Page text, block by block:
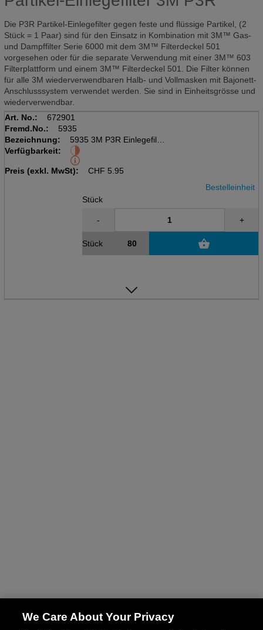
Die P3R Partikel-Einlegefilter gegen feste und flüssige Partikel, (2
Stück = 1 Paar) sind für den Einsatz in Kombination mit 3M™ Gas-
und Dampffilter Serie 6000 mit dem 3M™ Filterdeckel 501
vorgesehen oder für die separate Verwendung mit einer 3M™ 603
Filterplattform und einem 3M™ Filterdeckel 501. Die Filter können
für alle 3M wiederverwendbaren Halb- und Vollmasken mit Bajonett-
Anschlusssystem verwendet werden. Sie sind in Einheitsgrösse und
wiederverwendbar.
Art. No.:
672901
Fremd.No.:
5935
Bezeichnung:
5935 3M P3R Einlegefilter
P3
3M Serie 5000
Verfügbarkeit:
Preis (exkl. MwSt): CHF 5.95
Bestelleinheit
Stück
- +
Stück
We Care About Your Privacy